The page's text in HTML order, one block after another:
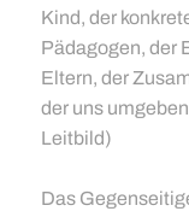
Kind, der
Pädagogen, der
Eltern, der
der uns
Leitbild)
Das